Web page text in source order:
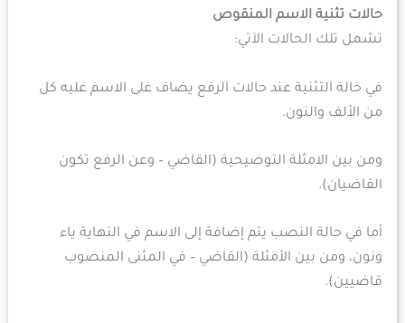
حالات تثنية الاسم المنقوص
تشمل تلك الحالات الآتي:
في حالة التثنية عند حالات الرفع يضاف على الاسم عليه كل
من الألف والنون.
ومن بين الامثلة التوضيحية (القاضي – وعن الرفع تكون
القاضيان).
أما في حالة النصب يتم إضافة إلى الاسم في النهاية ياء
ونون، ومن بين الأمثلة (القاضي – في المثنى المنصوب
قاضيين).